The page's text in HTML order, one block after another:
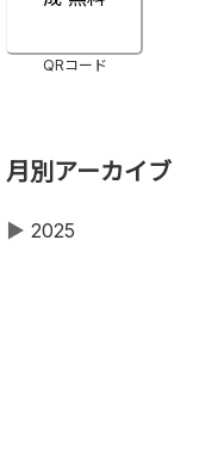
QRコード
月別アーカイブ
▶ 2025